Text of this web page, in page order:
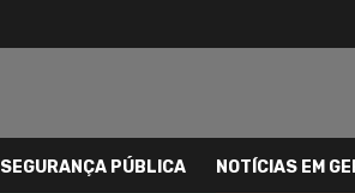
SEGURANÇA PÚBLICA NOTÍCIAS EM